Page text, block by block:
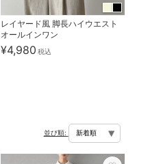
レイヤード風 脚長ハイウエスト
オールインワン
¥4,980 税込
並び順: